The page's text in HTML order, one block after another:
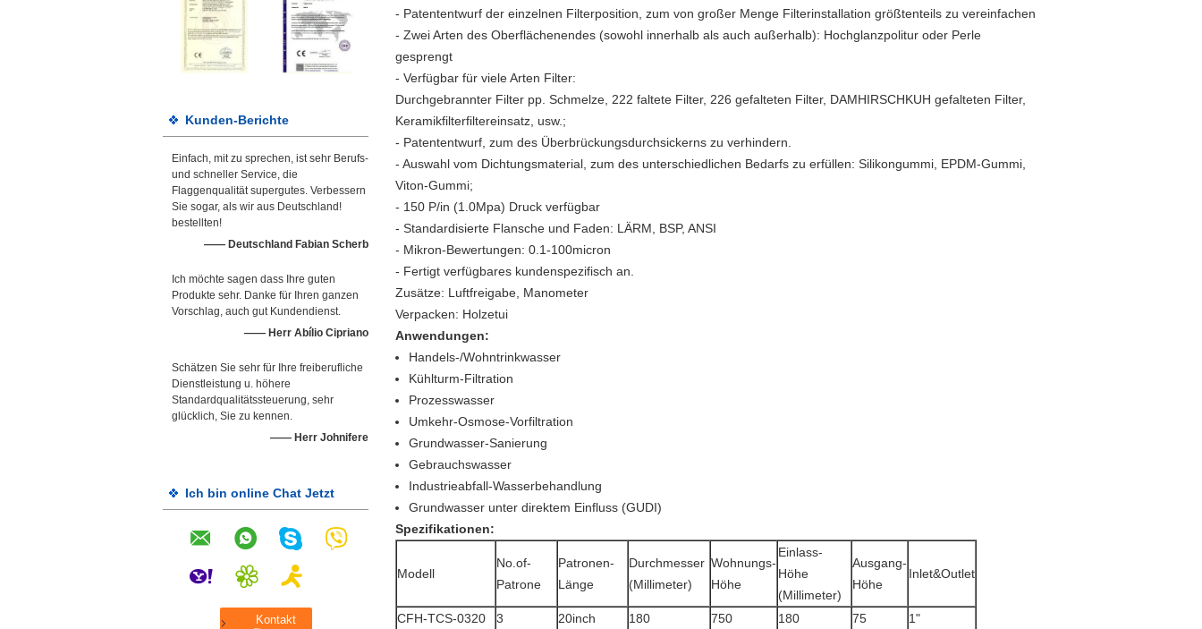
Kunden-Berichte
Einfach, mit zu sprechen, ist sehr Berufs-
und schneller Service, die
Flaggenqualität supergutes. Verbessern
Sie sogar, als wir aus Deutschland!
bestellten!
—— Deutschland Fabian Scherb
Ich möchte sagen dass Ihre guten
Produkte sehr. Danke für Ihren ganzen
Vorschlag, auch gut Kundendienst.
—— Herr Abílio Cipriano
Schätzen Sie sehr für Ihre freiberufliche
Dienstleistung u. höhere
Standardqualitätssteuerung, sehr
glücklich, Sie zu kennen.
—— Herr Johnifere
Ich bin online Chat Jetzt
- Patententwurf der einzelnen Filterposition, zum von großer Menge Filterinstallation größtenteils zu vereinfachen
- Zwei Arten des Oberflächenendes (sowohl innerhalb als auch außerhalb): Hochglanzpolitur oder Perle
gesprengt
- Verfügbar für viele Arten Filter:
Durchgebrannter Filter pp. Schmelze, 222 faltete Filter, 226 gefalteten Filter, DAMHIRSCHKUH gefalteten Filter,
Keramikfilterfiltereinsatz, usw.;
- Patententwurf, zum des Überbrückungsdurchsickerns zu verhindern.
- Auswahl vom Dichtungsmaterial, zum des unterschiedlichen Bedarfs zu erfüllen: Silikongummi, EPDM-Gummi,
Viton-Gummi;
- 150 P/in (1.0Mpa) Druck verfügbar
- Standardisierte Flansche und Faden: LÄRM, BSP, ANSI
- Mikron-Bewertungen: 0.1-100micron
- Fertigt verfügbares kundenspezifisch an.
Zusätze: Luftfreigabe, Manometer
Verpacken: Holzetui
Anwendungen:
Handels-/Wohntrinkwasser
Kühlturm-Filtration
Prozesswasser
Umkehr-Osmose-Vorfiltration
Grundwasser-Sanierung
Gebrauchswasser
Industrieabfall-Wasserbehandlung
Grundwasser unter direktem Einfluss (GUDI)
Spezifikationen:
Modell
No.of-
Patrone
Patronen-
Länge
Durchmesser
(Millimeter)
Wohnungs-
Höhe
Einlass-
Höhe
(Millimeter)
Ausgang-
Höhe
Inlet&Outlet
CFH-TCS-0320 3 20inch 180 750 180 75
1"